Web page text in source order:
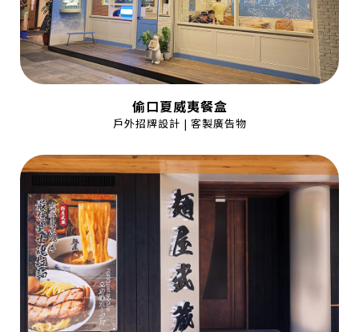
偷口夏威夷餐盒
戶外招牌設計 | 客製廣告物